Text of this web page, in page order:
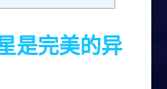
是完美的异